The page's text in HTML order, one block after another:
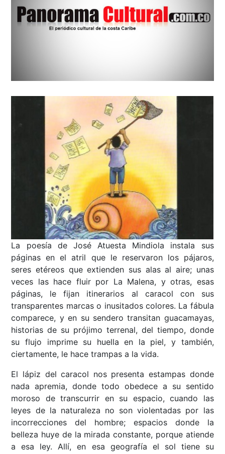
La poesía de José Atuesta Mindiola instala sus
páginas en el atril que le reservaron los pájaros,
seres etéreos que extienden sus alas al aire; unas
veces las hace fluir por La Malena, y otras, esas
páginas, le fijan itinerarios al caracol con sus
transparentes marcas o inusitados colores. La fábula
comparece, y en su sendero transitan guacamayas,
historias de su prójimo terrenal, del tiempo, donde
su flujo imprime su huella en la piel, y también,
ciertamente, le hace trampas a la vida.
El lápiz del caracol nos presenta estampas donde
nada apremia, donde todo obedece a su sentido
moroso de transcurrir en su espacio, cuando las
leyes de la naturaleza no son violentadas por las
incorrecciones del hombre; espacios donde la
belleza huye de la mirada constante, porque atiende
a esa ley. Allí, en esa geografía el sol tiene su